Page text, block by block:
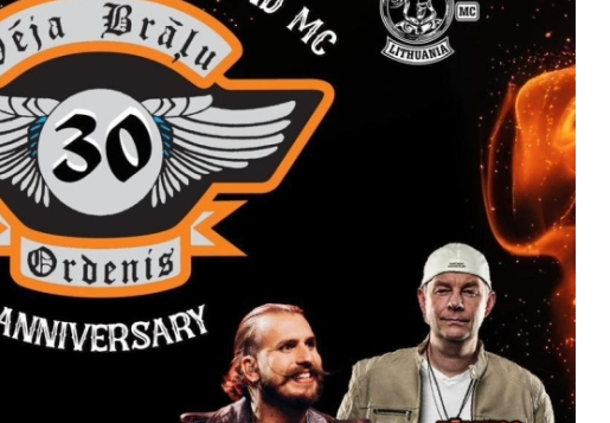
Visi jaunumi
Skatīt
Laiks
Visu dienu Gulbenes pilsētas stadions
8. augustā Gulbenē gaidāms vasaras jaudīgākais moto
mūzikas notikums!